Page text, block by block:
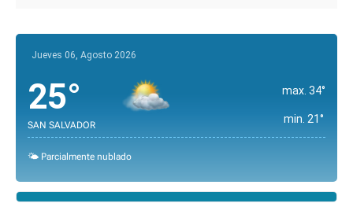
Jueves 06, Agosto 2026
25°
SAN SALVADOR
max. 34°
min. 21°
🌤️ Parcialmente nublado